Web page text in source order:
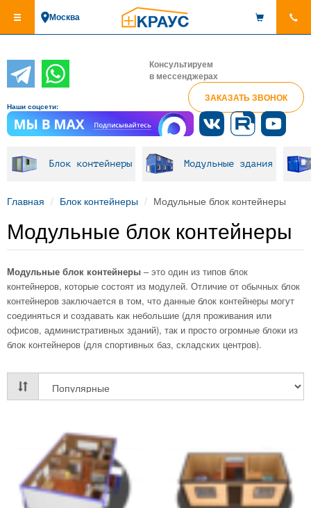
основному
Москва
Консультируем
в мессенджерах
ЗАКАЗАТЬ ЗВОНОК
Наши соцсети:
Блок контейнеры Модульные здания
Главная Блок контейнеры Модульные блок контейнеры
Модульные блок контейнеры
Модульные блок контейнеры – это один из типов блок
контейнеров, которые состоят из модулей. Отличие от обычных блок
контейнеров заключается в том, что данные блок контейнеры могут
соединяться и создавать как небольшие (для проживания или
офисов, административных зданий), так и просто огромные блоки из
блок контейнеров (для спортивных баз, складских центров).